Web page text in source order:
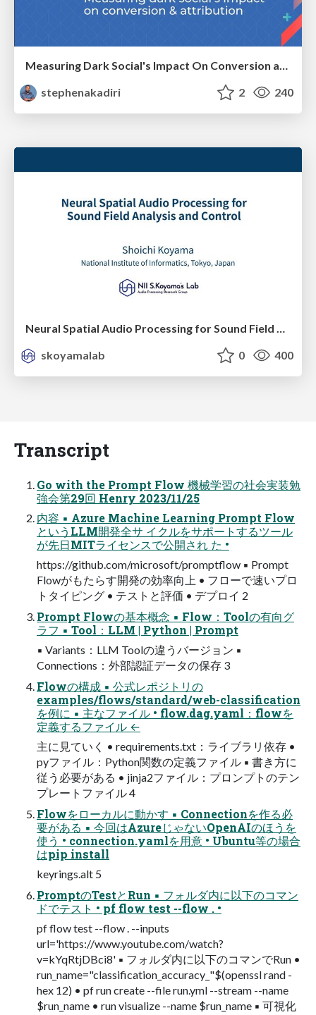
Measuring Dark Social's Impact On Conversion and Attribution
stephenakadiri
2 240
skoyamalab
0 400
Transcript
Go with the Prompt Flow 機械学習の社会実装勉
強会第29回 Henry 2023/11/25
内容 ▪ Azure Machine Learning Prompt Flow
というLLM開発全サ イクルをサポートするツール
が先日MITライセンスで公開され た •
https://github.com/microsoft/promptflow ▪ Prompt
Flowがもたらす開発の効率向上 • フローで速いプロ
トタイピング • テストと評価 • デプロイ 2
Prompt Flowの基本概念 ▪ Flow：Toolの有向グ
ラフ ▪ Tool：LLM | Python | Prompt
▪ Variants：LLM Toolの違うバージョン ▪
Connections：外部認証データの保存 3
Flowの構成 ▪ 公式レポジトリの
examples/flows/standard/web-classification
を例に ▪ 主なファイル • flow.dag.yaml：flowを
定義するファイル ←
主に見ていく • requirements.txt：ライブラリ依存 •
pyファイル：Python関数の定義ファイル ▪ 書き方に
従う必要がある • jinja2ファイル：プロンプトのテン
プレートファイル 4
Flowをローカルに動かす ▪ Connectionを作る必
要がある ▪ 今回はAzureじゃないOpenAIのほうを
使う • connection.yamlを用意 • Ubuntu等の場合
はpip install
keyrings.alt 5
PromptのTestとRun ▪ フォルダ内に以下のコマン
ドでテスト • pf flow test --flow . •
pf flow test --flow . --inputs
url='https://www.youtube.com/watch?
v=kYqRtjDBci8' ▪ フォルダ内に以下のコマンでRun •
run_name="classification_accuracy_"$(openssl rand -
hex 12) • pf run create --file run.yml --stream --name
$run_name • run visualize --name $run_name ▪ 可視化